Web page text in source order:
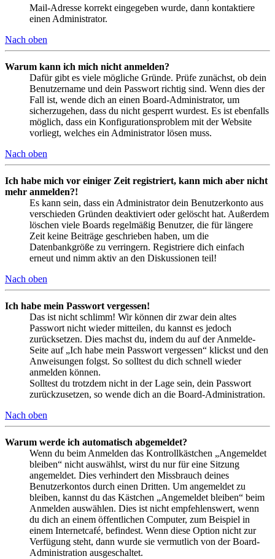
Mail-Adresse korrekt eingegeben wurde, dann kontaktiere
einen Administrator.
Nach oben
Warum kann ich mich nicht anmelden?
Dafür gibt es viele mögliche Gründe. Prüfe zunächst, ob dein
Benutzername und dein Passwort richtig sind. Wenn dies der
Fall ist, wende dich an einen Board-Administrator, um
sicherzugehen, dass du nicht gesperrt wurdest. Es ist ebenfalls
möglich, dass ein Konfigurationsproblem mit der Website
vorliegt, welches ein Administrator lösen muss.
Nach oben
Ich habe mich vor einiger Zeit registriert, kann mich aber nicht
mehr anmelden?!
Es kann sein, dass ein Administrator dein Benutzerkonto aus
verschieden Gründen deaktiviert oder gelöscht hat. Außerdem
löschen viele Boards regelmäßig Benutzer, die für längere
Zeit keine Beiträge geschrieben haben, um die
Datenbankgröße zu verringern. Registriere dich einfach
erneut und nimm aktiv an den Diskussionen teil!
Nach oben
Ich habe mein Passwort vergessen!
Das ist nicht schlimm! Wir können dir zwar dein altes
Passwort nicht wieder mitteilen, du kannst es jedoch
zurücksetzen. Dies machst du, indem du auf der Anmelde-
Seite auf „Ich habe mein Passwort vergessen“ klickst und den
Anweisungen folgst. So solltest du dich schnell wieder
anmelden können.
Solltest du trotzdem nicht in der Lage sein, dein Passwort
zurückzusetzen, so wende dich an die Board-Administration.
Nach oben
Warum werde ich automatisch abgemeldet?
Wenn du beim Anmelden das Kontrollkästchen „Angemeldet
bleiben“ nicht auswählst, wirst du nur für eine Sitzung
angemeldet. Dies verhindert den Missbrauch deines
Benutzerkontos durch einen Dritten. Um angemeldet zu
bleiben, kannst du das Kästchen „Angemeldet bleiben“ beim
Anmelden auswählen. Dies ist nicht empfehlenswert, wenn
du dich an einem öffentlichen Computer, zum Beispiel in
einem Internetcafé, befindest. Wenn diese Option nicht zur
Verfügung steht, dann wurde sie vermutlich von der Board-
Administration ausgeschaltet.